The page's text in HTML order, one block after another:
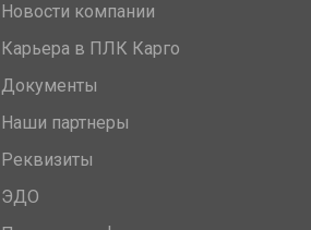
Новости компании
Карьера в ПЛК Карго
Документы
Наши партнеры
Реквизиты
ЭДО